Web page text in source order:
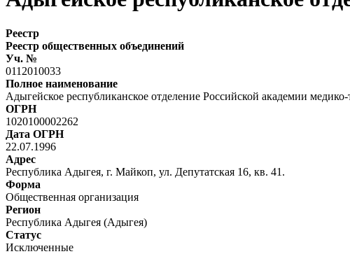
Реестр
Реестр общественных объединений
Уч. №
0112010033
Полное наименование
Адыгейское республиканское отделение Российской академии
ОГРН
1020100002262
Дата ОГРН
22.07.1996
Адрес
Республика Адыгея, г. Майкоп, ул. Депутатская 16, кв. 41.
Форма
Общественная организация
Регион
Республика Адыгея (Адыгея)
Статус
Исключенные